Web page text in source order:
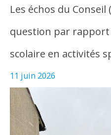
Les échos du Conseil
question par rapport
scolaire en activités
11 juin 2026